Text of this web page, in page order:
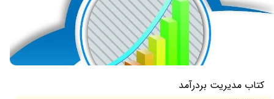
کتاب مدیریت بردرآمد